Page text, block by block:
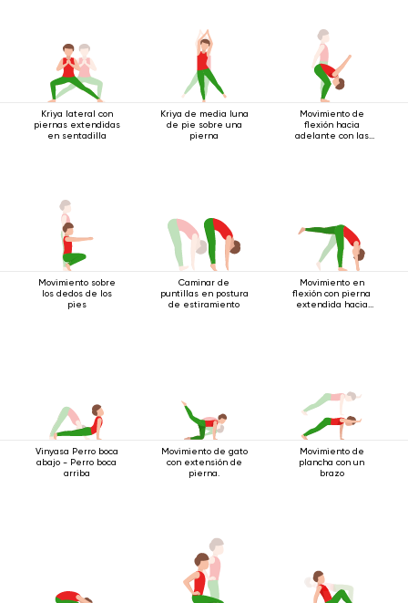
Kriya lateral con
piernas extendidas
en sentadilla
Kriya de media luna
de pie sobre una
pierna
Movimiento de
flexión hacia
adelante con las
Movimiento sobre
los dedos de los
pies
Caminar de
puntillas en postura
de estiramiento
Movimiento en
flexión con pierna
extendida hacia
Vinyasa Perro boca
abajo - Perro boca
arriba
Movimiento de gato
con extensión de
pierna.
Movimiento de
plancha con un
brazo